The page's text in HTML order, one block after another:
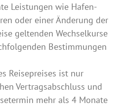
Leistungen wie Hafen-
oder einer Änderung der
geltenden Wechselkurse
Bestimmungen
Reisepreises ist nur
Vertragsabschluss und
mehr als 4 Monate